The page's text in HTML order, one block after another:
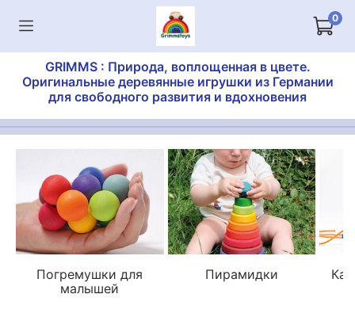
0
GRIMMS : Природа, воплощенная в цвете.
Оригинальные деревянные игрушки из Германии
для свободного развития и вдохновения
Погремушки для
малышей
Пирамидки